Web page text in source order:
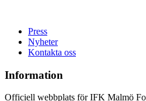
Press
Nyheter
Kontakta oss
Information
Officiell webbplats för IFK Malmö